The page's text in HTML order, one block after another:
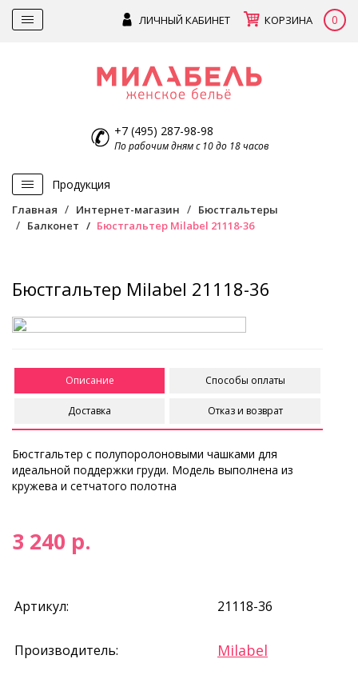
ЛИЧНЫЙ КАБИНЕТ КОРЗИНА 0
+7 (495) 287-98-98
По рабочим дням с 10 до 18 часов
Продукция
Главная Интернет-магазин
Бюстгальтеры
Балконет
Бюстгальтер Milabel 21118-36
Бюстгальтер Milabel 21118-36
Описание Способы оплаты
Доставка Отказ и возврат
Бюстгальтер с полупоролоновыми чашками для
идеальной поддержки груди. Модель выполнена из
кружева и сетчатого полотна
3 240 р.
Артикул: 21118-36
Производитель: Milabel